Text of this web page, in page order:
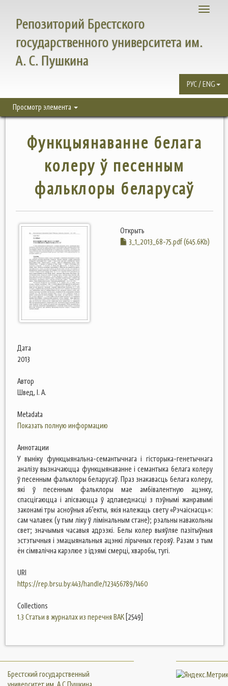
Toggle
Репозиторий Брестского
государственного университета им.
А. С. Пушкина
РУС / ENG
Просмотр элемента
Функцыянаванне белага
колеру ў песенным
фальклоры беларусаў
Открыть
3_1_2013_68-75.pdf (645.6Kb)
Дата
2013
Автор
Швед, І. А.
Metadata
Показать полную информацию
Аннотации
У выніку функцыянальна-семантычнага і гісторыка-генетычнага
аналізу вызначаюцца функцыянаванне і семантыка белага колеру
ў песенным фальклоры беларусаў. Праз знакавасць белага колеру,
які ў песенным фальклоры мае амбівалентную ацэнку,
спасцігаюцца і апісваюцца ў адпаведнасці з пэўнымі жанравымі
законамі тры асноўныя аб’екты, якія належаць свету «Рэчаіснасць»:
сам чалавек (у тым ліку ў лімінальным стане); рэальны навакольны
свет; значымыя часавыя адрэзкі. Белы колер выяўляе пазітыўныя
эстэтычныя і эмацыянальныя ацэнкі лірычных герояў. Разам з тым
ён сімвалічна карэлюе з ідэямі смерці, хваробы, тугі.
URI
https://rep.brsu.by:443/handle/123456789/1460
Collections
1.3 Статьи в журналах из перечня ВАК [2549]
Брестский государственный